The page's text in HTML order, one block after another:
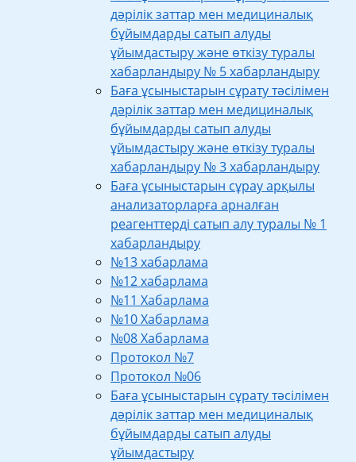
дәрілік заттар мен медициналық
бұйымдарды сатып алуды
ұйымдастыру және өткізу туралы
хабарландыру № 5 хабарландыру
Баға ұсыныстарын сұрату тәсілімен
дәрілік заттар мен медициналық
бұйымдарды сатып алуды
ұйымдастыру және өткізу туралы
хабарландыру № 3 хабарландыру
Баға ұсыныстарын сұрау арқылы
анализаторларға арналған
реагенттерді сатып алу туралы № 1
хабарландыру
№13 хабарлама
№12 хабарлама
№11 Хабарлама
№10 Хабарлама
№08 Хабарлама
Протокол №7
Протокол №06
Баға ұсыныстарын сұрату тәсілімен
дәрілік заттар мен медициналық
бұйымдарды сатып алуды
ұйымдастыру